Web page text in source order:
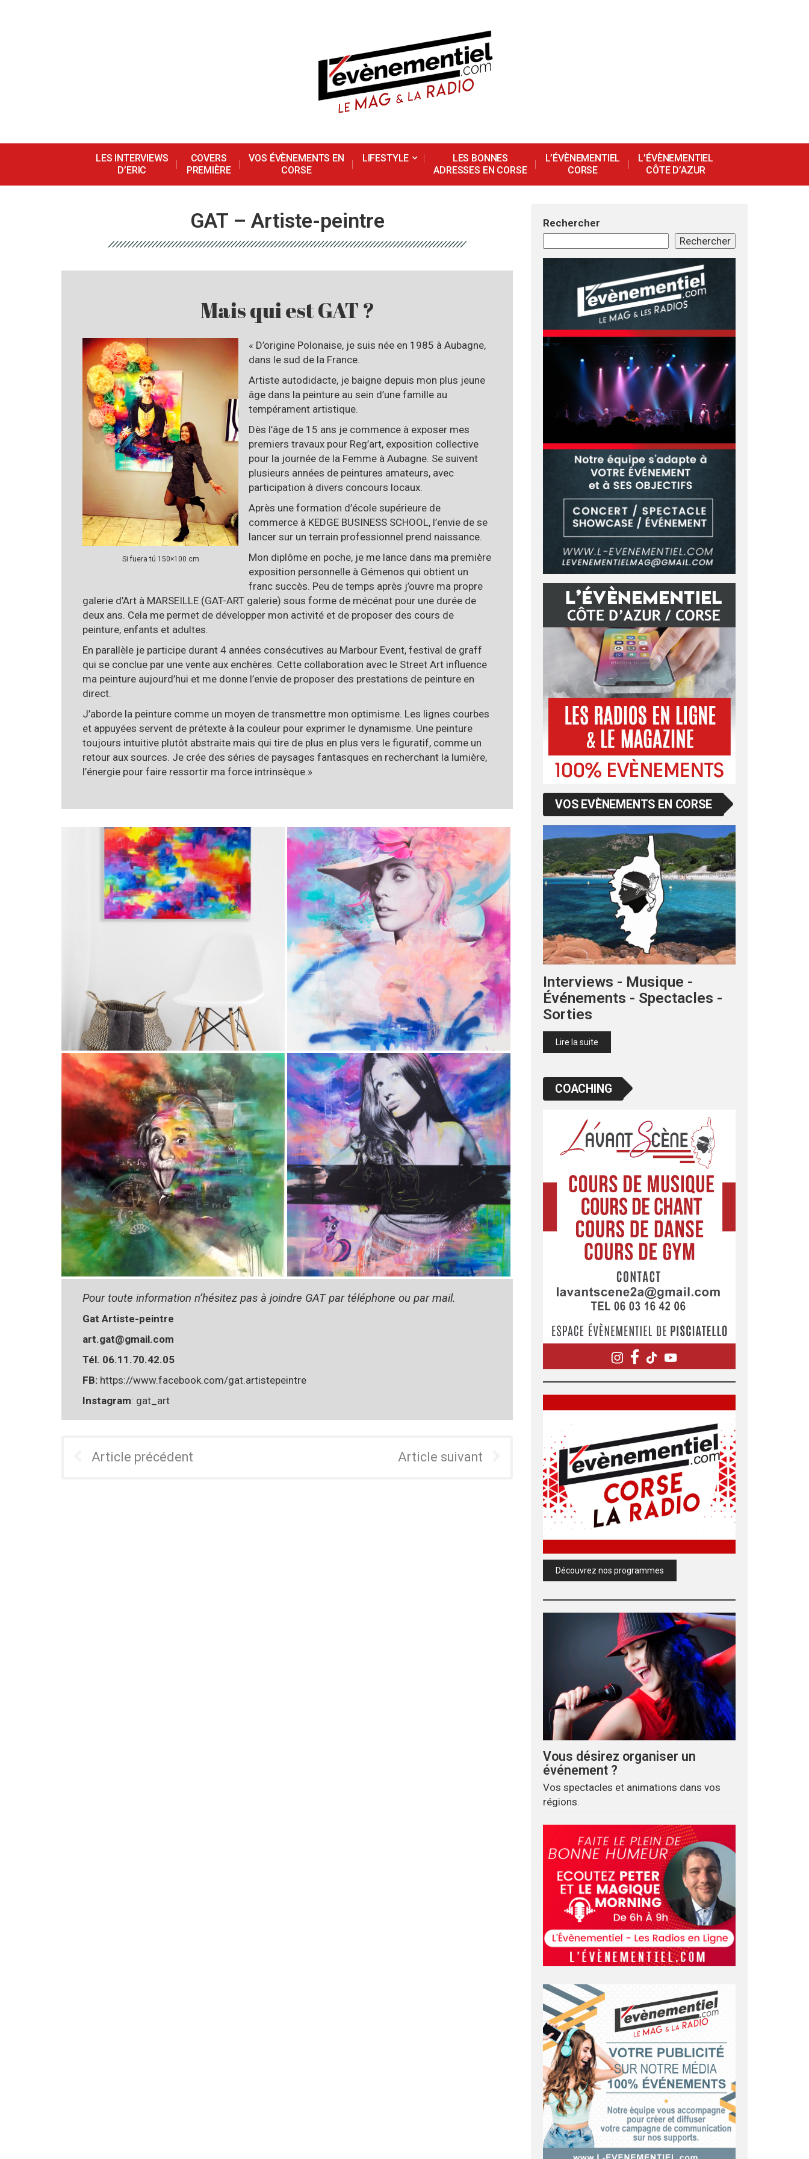
LES INTERVIEWS
D’ERIC
COVERS
PREMIÈRE
VOS ÉVÈNEMENTS EN
CORSE
LIFESTYLE
LES BONNES
ADRESSES EN CORSE
L’ÉVÈNEMENTIEL
CORSE
L’ÉVÈNEMENTIEL
CÔTE D’AZUR
GAT – Artiste-peintre
Mais qui est GAT ?
Si fuera tú 150×100 cm
« D’origine Polonaise, je suis née en 1985 à Aubagne,
dans le sud de la France.
Artiste autodidacte, je baigne depuis mon plus jeune
âge dans la peinture au sein d’une famille au
tempérament artistique.
Dès l’âge de 15 ans je commence à exposer mes
premiers travaux pour Reg’art, exposition collective
pour la journée de la Femme à Aubagne. Se suivent
plusieurs années de peintures amateurs, avec
participation à divers concours locaux.
Après une formation d’école supérieure de
commerce à KEDGE BUSINESS SCHOOL, l’envie de se
lancer sur un terrain professionnel prend naissance.
Mon diplôme en poche, je me lance dans ma première
exposition personnelle à Gémenos qui obtient un
franc succès. Peu de temps après j’ouvre ma propre
galerie d’Art à MARSEILLE (GAT-ART galerie) sous forme de mécénat pour une durée de
deux ans. Cela me permet de développer mon activité et de proposer des cours de
peinture, enfants et adultes.
En parallèle je participe durant 4 années consécutives au Marbour Event, festival de graff
qui se conclue par une vente aux enchères. Cette collaboration avec le Street Art influence
ma peinture aujourd’hui et me donne l’envie de proposer des prestations de peinture en
direct.
J’aborde la peinture comme un moyen de transmettre mon optimisme. Les lignes courbes
et appuyées servent de prétexte à la couleur pour exprimer le dynamisme. Une peinture
toujours intuitive plutôt abstraite mais qui tire de plus en plus vers le figuratif, comme un
retour aux sources. Je crée des séries de paysages fantasques en recherchant la lumière,
l’énergie pour faire ressortir ma force intrinsèque.»
Pour toute information n’hésitez pas à joindre GAT par téléphone ou par mail.
Gat Artiste-peintre
art.gat@gmail.com
Tél. 06.11.70.42.05
FB: https://www.facebook.com/gat.artistepeintre
Instagram: gat_art
Article précédent Article suivant
Rechercher
Rechercher
VOS EVÈNEMENTS EN CORSE
Interviews - Musique -
Événements - Spectacles -
Sorties
Lire la suite
COACHING
Découvrez nos programmes
Vous désirez organiser un
événement ?
Vos spectacles et animations dans vos
régions.